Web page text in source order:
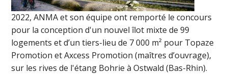
2022, ANMA et son équipe ont remporté le concours
pour la conception d'un nouvel îlot mixte de 99
logements et d’un tiers-lieu de 7 000 m² pour Topaze
Promotion et Axcess Promotion (maîtres d’ouvrage),
sur les rives de l'étang Bohrie à Ostwald (Bas-Rhin).